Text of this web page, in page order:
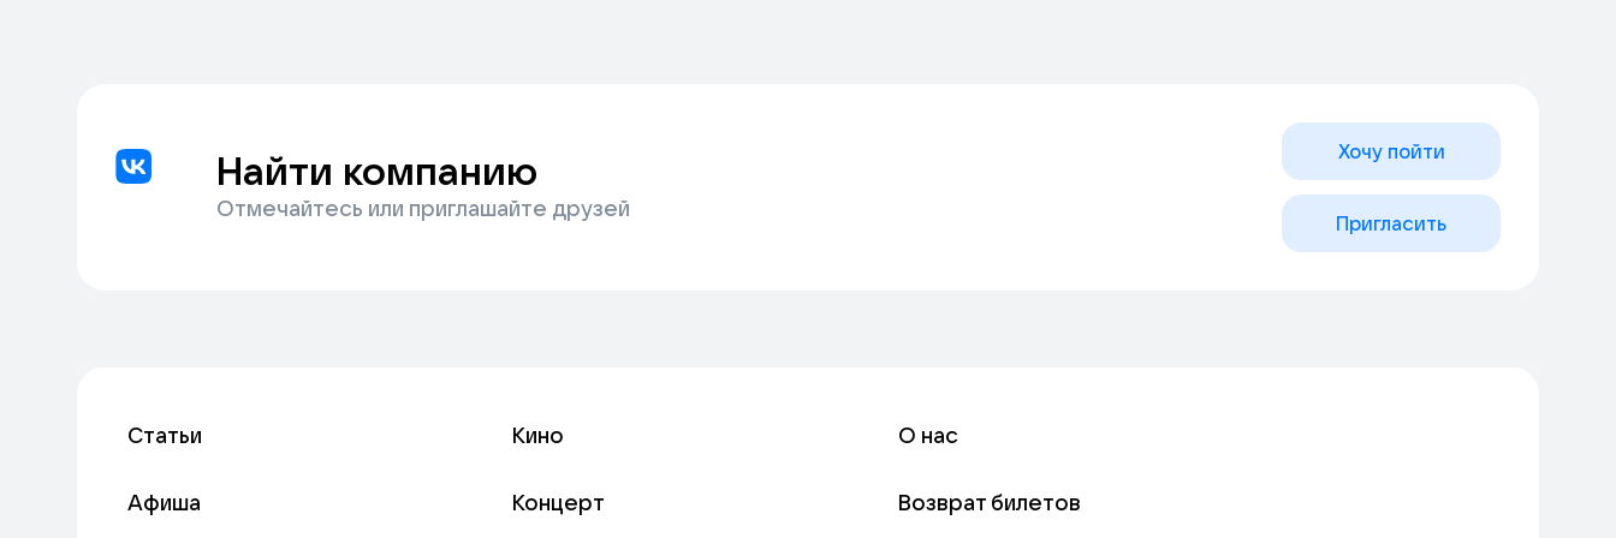
Найти компанию
Отмечайтесь или приглашайте друзей
Хочу пойти
Пригласить
Статьи
Афиша
Кино
Концерт
О нас
Возврат билетов